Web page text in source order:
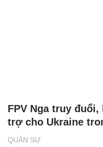
QUÂN SỰ
FPV Nga truy
trợ cho Ukraine